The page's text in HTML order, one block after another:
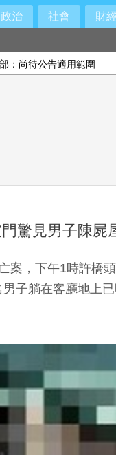
政治 社會 財經
：尚待公告適用範圍
驚見男子陳屍
案，下午1時許橋
子躺在客廳地上已